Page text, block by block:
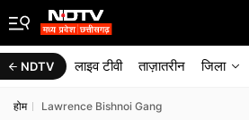
NDTV लाइव टीवी ताज़ातरीन जिला
होम Lawrence Bishnoi Gang